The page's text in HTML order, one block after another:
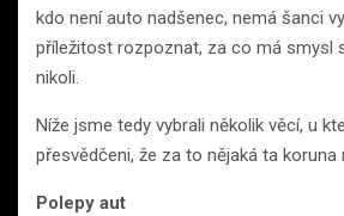
kdo není auto nadšenec, nemá šanci
příležitost rozpoznat, za co má smysl
nikoli.
Níže jsme tedy vybrali několik věcí, u
přesvědčeni, že za to nějaká ta
Polepy aut